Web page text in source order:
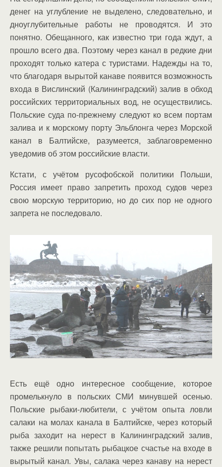
денег на углубление не выделено, следовательно, и
дноуглубительные работы не проводятся. И это
понятно. Обещанного, как известно три года ждут, а
прошло всего два. Поэтому через канал в редкие дни
проходят только катера с туристами. Надежды на то,
что благодаря вырытой канаве появится возможность
входа в Вислинский (Калининградский) залив в обход
российских территориальных вод, не осуществились.
Польские суда по-прежнему следуют ко всем портам
залива и к морскому порту Эльблонга через Морской
канал в Балтийске, разумеется, заблаговременно
уведомив об этом российские власти.
Кстати, с учётом русофобской политики Польши,
Россия имеет право запретить проход судов через
свою морскую территорию, но до сих пор не одного
запрета не последовало.
Есть ещё одно интересное сообщение, которое
промелькнуло в польских СМИ минувшей осенью.
Польские рыбаки-любители, с учётом опыта ловли
салаки на молах канала в Балтийске, через который
рыба заходит на нерест в Калининградский залив,
также решили попытать рыбацкое счастье на входе в
вырытый канал. Увы, салака через канаву на нерест